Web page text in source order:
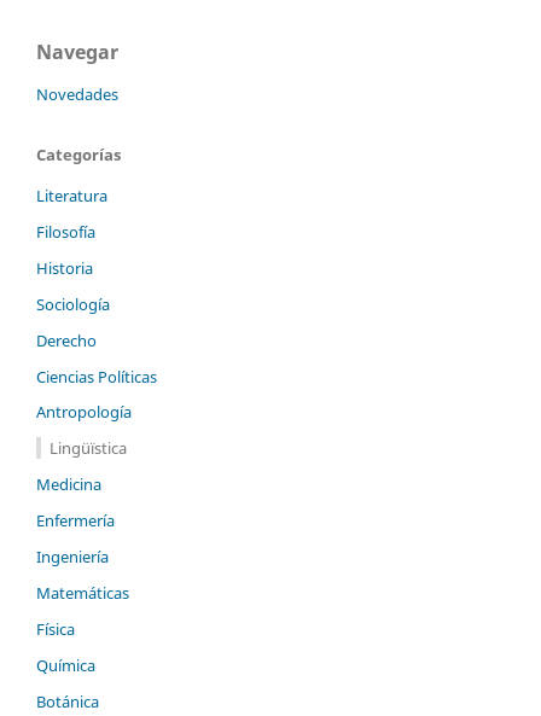
Navegar
Novedades
Categorías
Literatura
Filosofía
Historia
Sociología
Derecho
Ciencias Políticas
Antropología
Lingüïstica
Medicina
Enfermería
Ingeniería
Matemáticas
Física
Química
Botánica